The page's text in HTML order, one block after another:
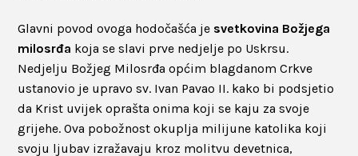
Glavni povod ovoga hodočašća je svetkovina Božjega
milosrđa koja se slavi prve nedjelje po Uskrsu.
Nedjelju Božjeg Milosrđa općim blagdanom Crkve
ustanovio je upravo sv. Ivan Pavao II. kako bi podsjetio
da Krist uvijek oprašta onima koji se kaju za svoje
grijehe. Ova pobožnost okuplja milijune katolika koji
svoju ljubav izražavaju kroz molitvu devetnica,